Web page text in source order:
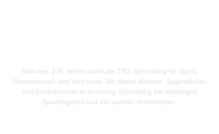
Seit über 105 Jahren steht die TSG Schönberg für Sport,
Gemeinschaft und Vertrauen. Wir bieten Kindern, Jugendlichen
und Erwachsenen in Kronberg Schönberg ein vielfältiges
Sportangebot und ein starkes Vereinsleben.